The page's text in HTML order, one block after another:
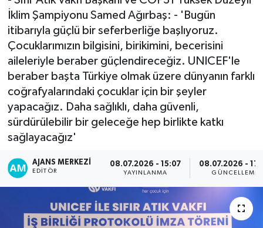
İklim Şampiyonu Samed Ağırbaş: - 'Bugün
itibarıyla güçlü bir seferberliğe başlıyoruz.
Çocuklarımızın bilgisini, birikimini, becerisini
aileleriyle beraber güçlendireceğiz. UNICEF'le
beraber başta Türkiye olmak üzere dünyanın farklı
coğrafyalarındaki çocuklar için bir şeyler
yapacağız. Daha sağlıklı, daha güvenli,
sürdürülebilir bir geleceğe hep birlikte katkı
sağlayacağız'
AJANS MERKEZI
EDITÖR
08.07.2026 - 15:07
YAYINLANMA
08.07.2026 -
GÜNCELLEME